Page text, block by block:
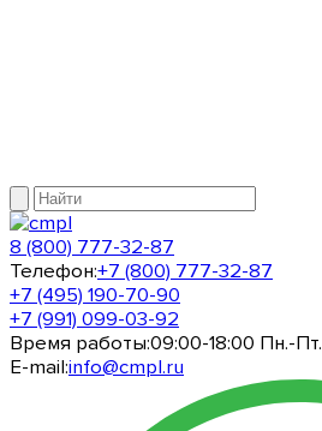
8 (800) 777-32-87
Телефон:+7 (800) 777-32-87
+7 (495) 190-70-90
+7 (991) 099-03-92
Время работы:09:00-18:00 Пн.-Пт.
E-mail:info@cmpl.ru